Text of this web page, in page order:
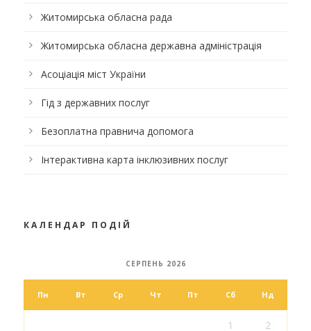
Житомирська обласна рада
Житомирська обласна державна адміністрація
Асоціація міст України
Гід з державних послуг
Безоплатна правнича допомога
Інтерактивна карта інклюзивних послуг
КАЛЕНДАР ПОДІЙ
СЕРПЕНЬ 2026
Пн Вт Ср Чт Пт Сб Нд
1 2